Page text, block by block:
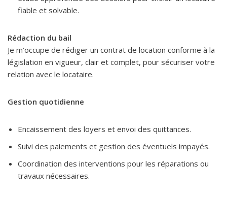
fiable et solvable.
Rédaction du bail
Je m’occupe de rédiger un contrat de location conforme à la
législation en vigueur, clair et complet, pour sécuriser votre
relation avec le locataire.
Gestion quotidienne
Encaissement des loyers et envoi des quittances.
Suivi des paiements et gestion des éventuels impayés.
Coordination des interventions pour les réparations ou
travaux nécessaires.